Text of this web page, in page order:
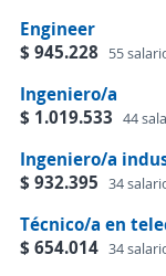
Engineer
$ 945.228
55
Ingeniero/a
$ 1.019.533 44
Ingeniero/a
$ 932.395 34
Técnico/a en
$ 654.014 34